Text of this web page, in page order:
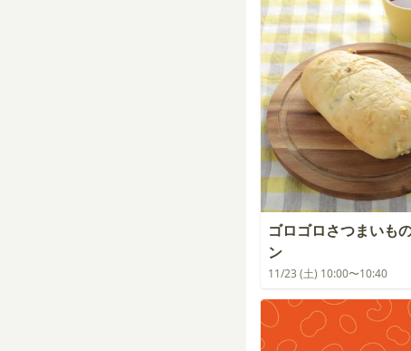
ゴロゴロさつまいも
ン
11/23 (土) 10:00〜10:40